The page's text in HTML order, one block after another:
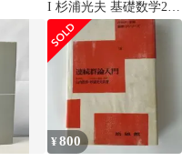
I 杉浦光夫 基礎数学2
東京大学出版会
¥800